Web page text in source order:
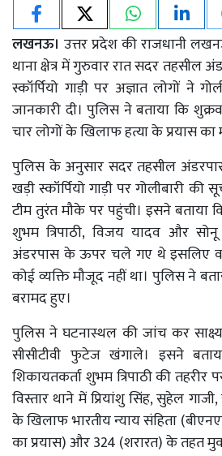
लखनऊ। उत्तर प्रदेश की राजधानी
थाना क्षेत्र में गुरुवार रात सदर
स्कॉर्पियो गाड़ी पर अज्ञात लोगों ने
जानकारी दी। पुलिस ने बताया कि
चार लोगों के खिलाफ हत्या के प्रयास का
पुलिस के अनुसार सदर तहसील
खड़ी स्कॉर्पियो गाड़ी पर गोलीबारी
टीम तुरंत मौके पर पहुंची। इसने
शुभम त्रिपाठी, विजय यादव और
अंडरपास के ऊपर चले गए थे इसलिए
कोई व्यक्ति मौजूद नहीं था। पुलिस ने
बरामद हुए।
पुलिस ने घटनास्थल की जांच कर
सीसीटीवी फुटेज खंगाले। इसने
शिकायतकर्ता शुभम त्रिपाठी की तहरीर
विस्तार थाने में प्रियांशु सिंह, सुहेल
के खिलाफ भारतीय न्याय संहिता
का प्रयास) और 324 (शरारत) के तहत